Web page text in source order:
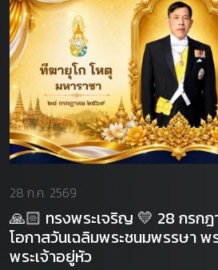
28 ก.ค. 2569
🙏🏻 ทรงพระเจริญ 💛 28 กรกฎ
โอกาสวันเฉลิมพระชนมพรรษา พ
พระเจ้าอยู่หัว